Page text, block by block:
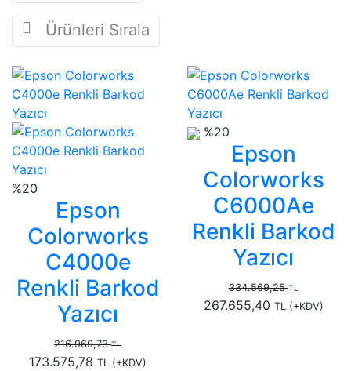
Ürünleri Sırala
%20
Epson
Colorworks
C4000e
Renkli Barkod
Yazıcı
216.969,73TL
173.575,78 TL (+KDV)
%20
Epson
Colorworks
C6000Ae
Renkli Barkod
Yazıcı
334.569,25TL
267.655,40 TL (+KDV)